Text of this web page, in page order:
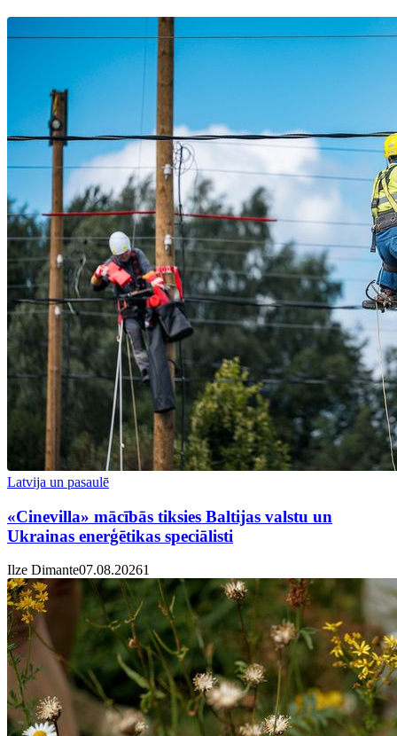
Latvija un pasaulē
«Cinevilla» mācībās tiksies Baltijas valstu un
Ukrainas enerģētikas speciālisti
Ilze Dimante07.08.20261